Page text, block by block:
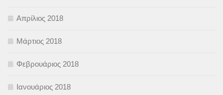
Απρίλιος 2018
Μάρτιος 2018
Φεβρουάριος 2018
Ιανουάριος 2018